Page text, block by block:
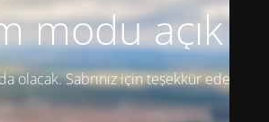
modu açık
olacak. Sabrınız için teşekkür ederiz!